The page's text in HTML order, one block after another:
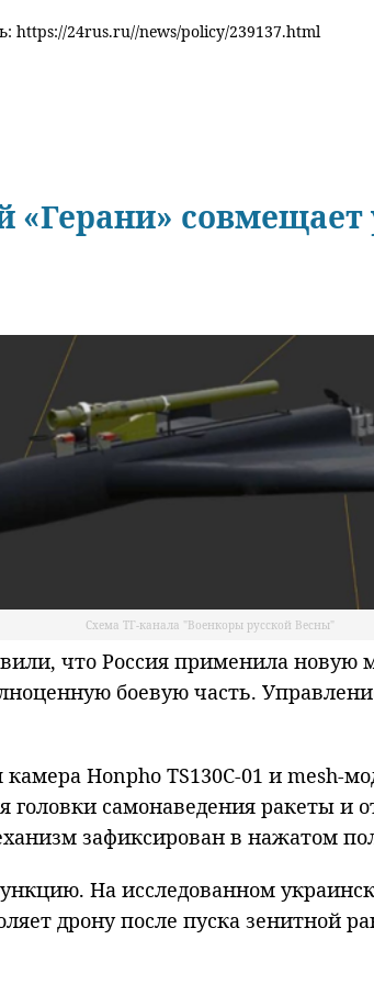
https://24rus.ru//news/policy/239137.html
Схема ТГ-канала "Военкоры русской Весны"
что Россия применила новую
боевую часть.
Honpho TS130C-01 и
головки самонаведения ракеты
зафиксирован в нажатом
На исследованном
дрону после пуска зенитной